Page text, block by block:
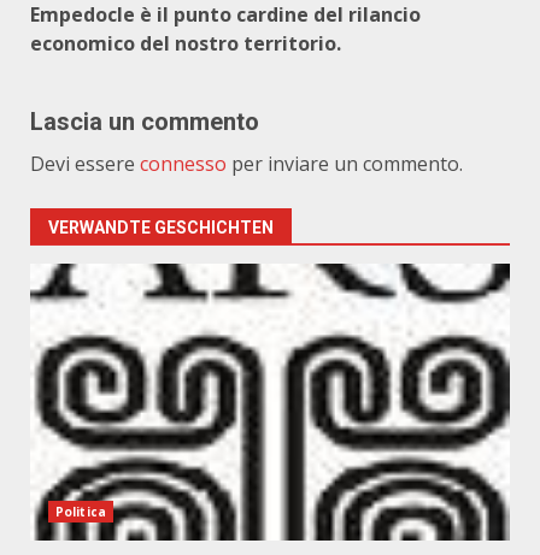
Empedocle è il punto cardine del rilancio
economico del nostro territorio.
Lascia un commento
Devi essere connesso per inviare un commento.
VERWANDTE GESCHICHTEN
Politica